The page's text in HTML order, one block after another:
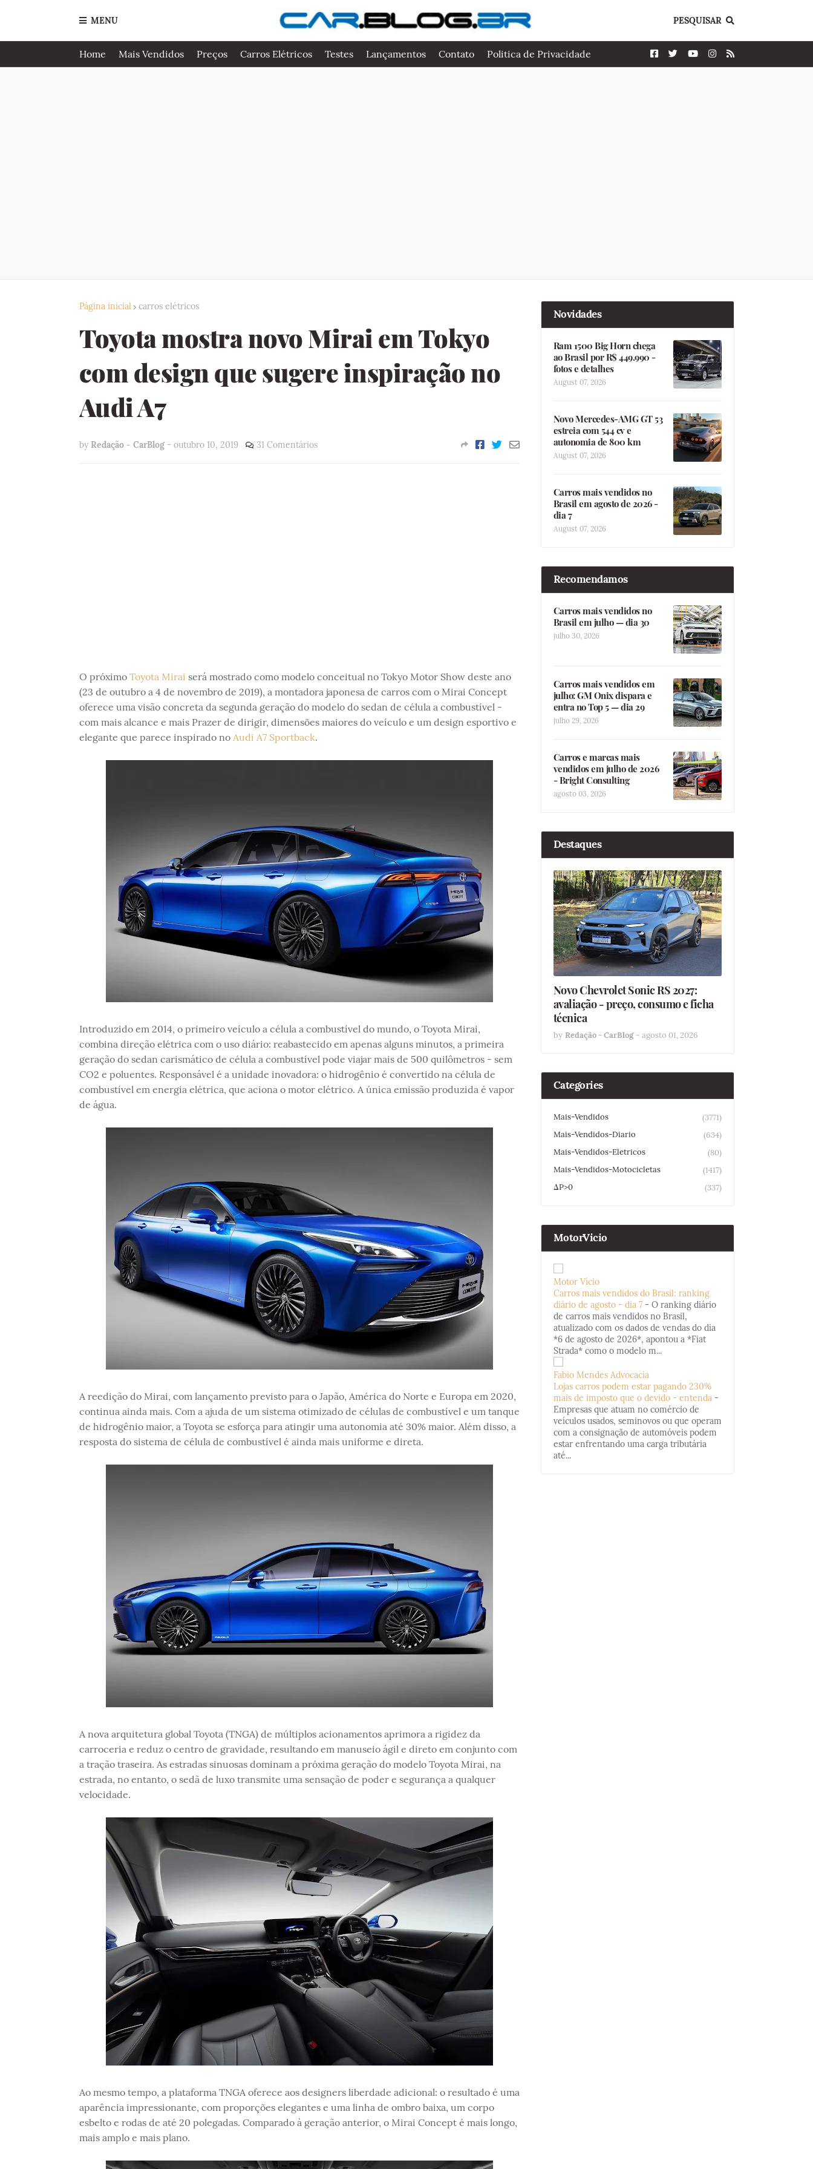
MENU PESQUISAR
Home Mais Vendidos Preços Carros Elétricos Testes Lançamentos Contato Politica de Privacidade
Página inicial carros elétricos
Toyota mostra novo Mirai em Tokyo
com design que sugere inspiração no
Audi A7
by Redação - CarBlog - outubro 10, 2019 31 Comentários
O próximo Toyota Mirai será mostrado como modelo conceitual no Tokyo Motor Show deste ano
(23 de outubro a 4 de novembro de 2019), a montadora japonesa de carros com o Mirai Concept
oferece uma visão concreta da segunda geração do modelo do sedan de célula a combustível -
com mais alcance e mais Prazer de dirigir, dimensões maiores do veículo e um design esportivo e
elegante que parece inspirado no Audi A7 Sportback.
Introduzido em 2014, o primeiro veículo a célula a combustível do mundo, o Toyota Mirai,
combina direção elétrica com o uso diário: reabastecido em apenas alguns minutos, a primeira
geração do sedan carismático de célula a combustível pode viajar mais de 500 quilômetros - sem
CO2 e poluentes. Responsável é a unidade inovadora: o hidrogênio é convertido na célula de
combustível em energia elétrica, que aciona o motor elétrico. A única emissão produzida é vapor
de água.
A reedição do Mirai, com lançamento previsto para o Japão, América do Norte e Europa em 2020,
continua ainda mais. Com a ajuda de um sistema otimizado de células de combustível e um tanque
de hidrogênio maior, a Toyota se esforça para atingir uma autonomia até 30% maior. Além disso, a
resposta do sistema de célula de combustível é ainda mais uniforme e direta.
A nova arquitetura global Toyota (TNGA) de múltiplos acionamentos aprimora a rigidez da
carroceria e reduz o centro de gravidade, resultando em manuseio ágil e direto em conjunto com
a tração traseira. As estradas sinuosas dominam a próxima geração do modelo Toyota Mirai, na
estrada, no entanto, o sedã de luxo transmite uma sensação de poder e segurança a qualquer
velocidade.
Ao mesmo tempo, a plataforma TNGA oferece aos designers liberdade adicional: o resultado é uma
aparência impressionante, com proporções elegantes e uma linha de ombro baixa, um corpo
esbelto e rodas de até 20 polegadas. Comparado à geração anterior, o Mirai Concept é mais longo,
mais amplo e mais plano.
Novidades
Ram 1500 Big Horn chega
ao Brasil por R$ 449.990 -
fotos e detalhes
August 07, 2026
Novo Mercedes-AMG GT 53
estreia com 544 cv e
autonomia de 800 km
August 07, 2026
Carros mais vendidos no
Brasil em agosto de 2026 -
dia 7
August 07, 2026
Recomendamos
Carros mais vendidos no
Brasil em julho — dia 30
julho 30, 2026
Carros mais vendidos em
julho: GM Onix dispara e
entra no Top 5 — dia 29
julho 29, 2026
Carros e marcas mais
vendidos em julho de 2026
- Bright Consulting
agosto 03, 2026
Destaques
Novo Chevrolet Sonic RS 2027:
avaliação - preço, consumo e ficha
técnica
by Redação - CarBlog - agosto 01, 2026
Categories
Mais-Vendidos
(3771)
Mais-Vendidos-Diario
(634)
Mais-Vendidos-Eletricos
(80)
Mais-Vendidos-Motocicletas
(1417)
ΔP>0
(337)
MotorVicio
Motor Vício
Carros mais vendidos do Brasil: ranking
diário de agosto - dia 7 - O ranking diário
de carros mais vendidos no Brasil,
atualizado com os dados de vendas do dia
*6 de agosto de 2026*, apontou a *Fiat
Strada* como o modelo m...
Fabio Mendes Advocacia
Lojas carros podem estar pagando 230%
mais de imposto que o devido - entenda -
Empresas que atuam no comércio de
veículos usados, seminovos ou que operam
com a consignação de automóveis podem
estar enfrentando uma carga tributária
até...